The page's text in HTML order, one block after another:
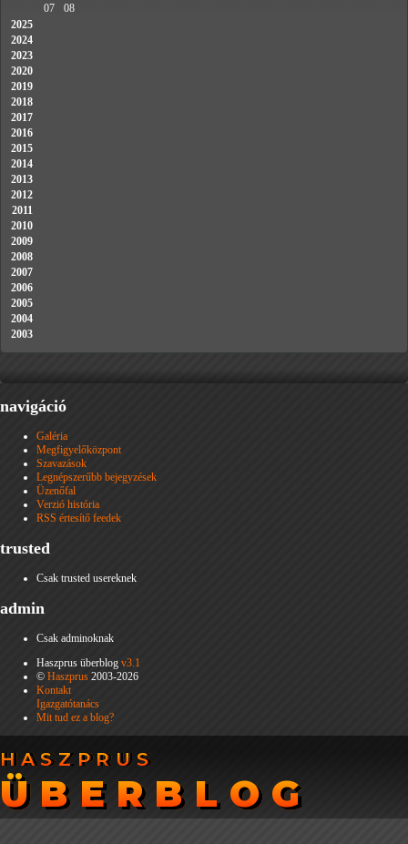
07
08
2025
2024
2023
2020
2019
2018
2017
2016
2015
2014
2013
2012
2011
2010
2009
2008
2007
2006
2005
2004
2003
navigáció
Galéria
Megfigyelőközpont
Szavazások
Legnépszerűbb bejegyzések
Üzenőfal
Verzió história
RSS értesítő feedek
trusted
Csak trusted usereknek
admin
Csak adminoknak
Haszprus überblog v3.1
© Haszprus 2003-2026
Kontakt
Igazgatótanács
Mit tud ez a blog?
HASZPRUS
ÜBERBLOG
HASZPRUS
ÜBERBLOG